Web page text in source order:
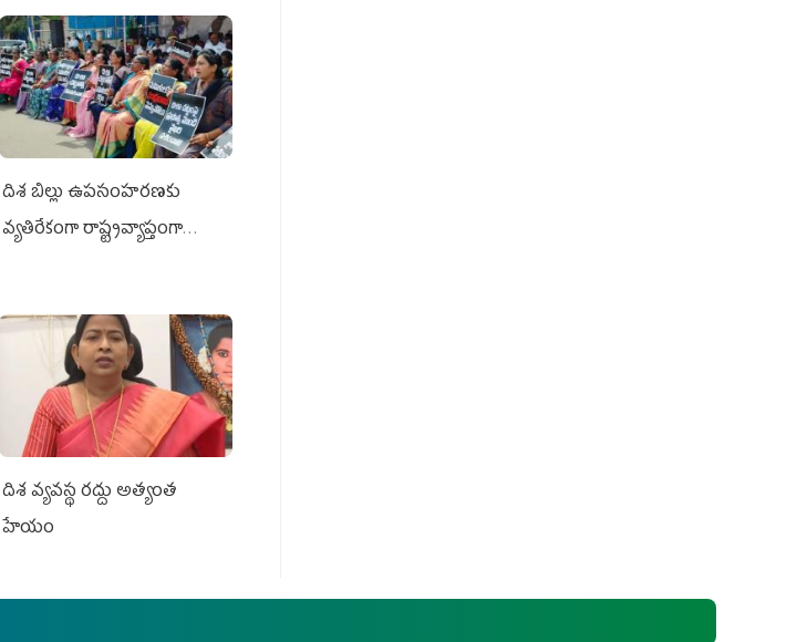
దిశ బిల్లు ఉపసంహరణకు
వ్యతిరేకంగా రాష్ట్రవ్యాప్తంగా
దిశ వ్యవస్థ రద్దు అత్యంత
హేయం